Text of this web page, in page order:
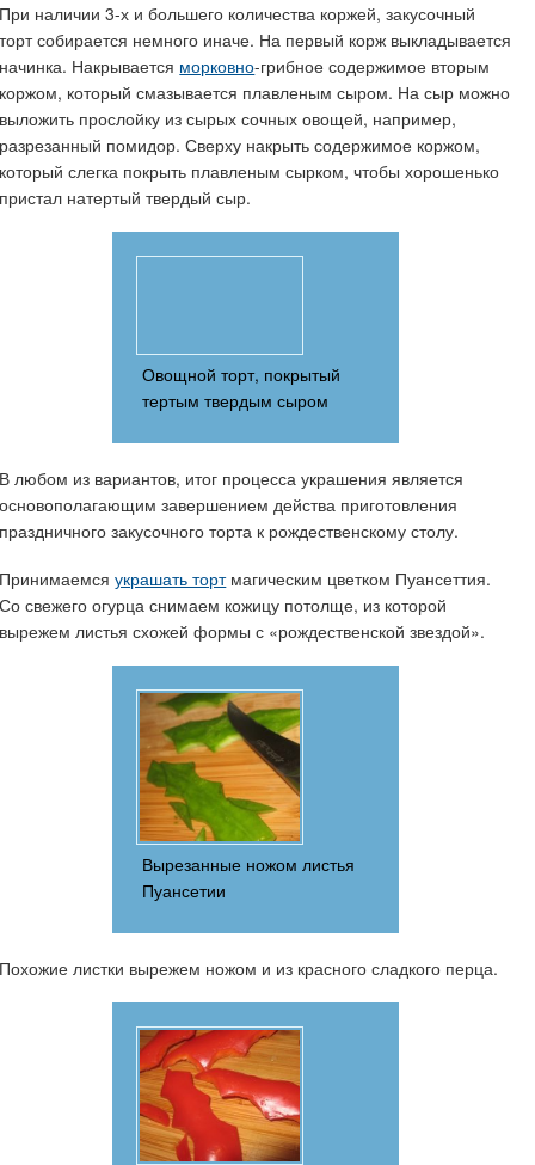
При наличии 3-х и большего количества коржей, закусочный
торт собирается немного иначе. На первый корж выкладывается
начинка. Накрывается морковно-грибное содержимое вторым
коржом, который смазывается плавленым сыром. На сыр можно
выложить прослойку из сырых сочных овощей, например,
разрезанный помидор. Сверху накрыть содержимое коржом,
который слегка покрыть плавленым сырком, чтобы хорошенько
пристал натертый твердый сыр.
Овощной торт, покрытый
тертым твердым сыром
В любом из вариантов, итог процесса украшения является
основополагающим завершением действа приготовления
праздничного закусочного торта к рождественскому столу.
Принимаемсяукрашать тортмагическим цветком Пуансеттия.
Со свежего огурца снимаем кожицу потолще, из которой
вырежем листья схожей формы с «рождественской звездой».
Вырезанные ножом листья
Пуансетии
Похожие листки вырежем ножом и из красного сладкого перца.